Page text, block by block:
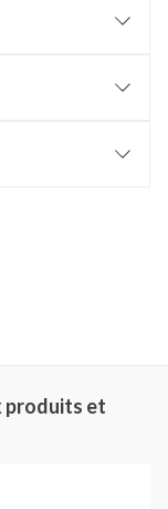
produits et